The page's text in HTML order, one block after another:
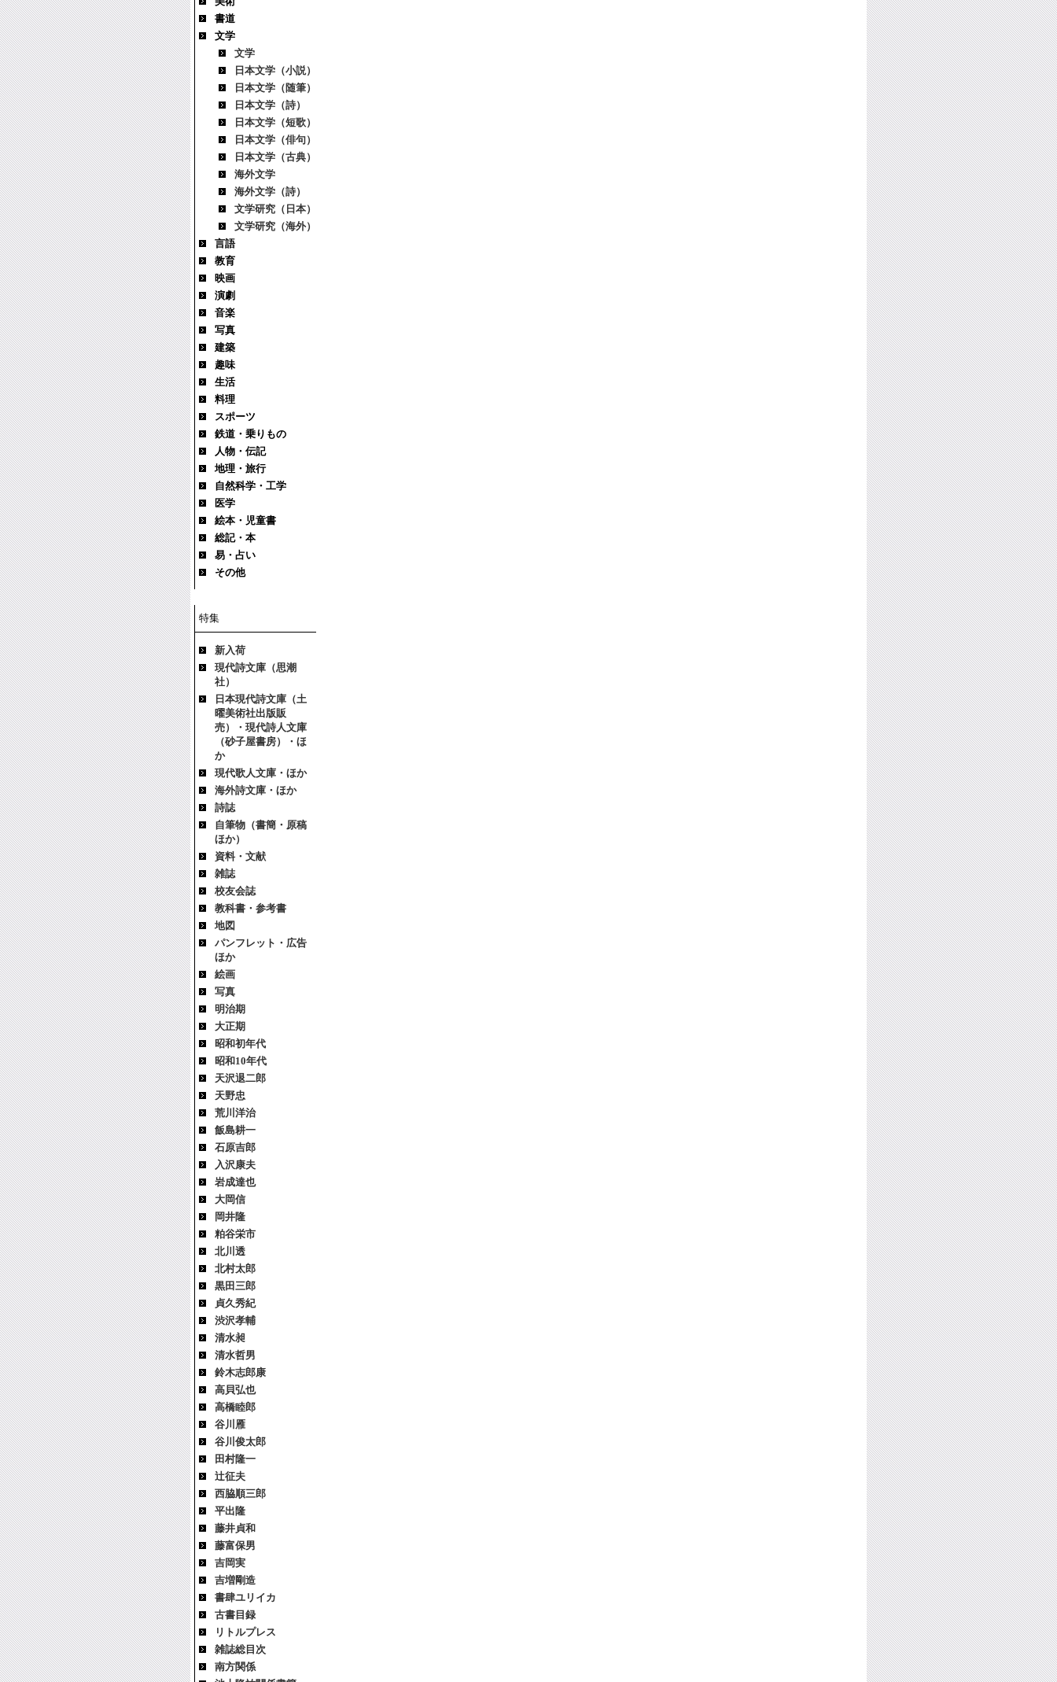
書道
文学
文学
日本文学（小説）
日本文学（随筆）
日本文学（詩）
日本文学（短歌）
日本文学（俳句）
日本文学（古典）
海外文学
海外文学（詩）
文学研究（日本）
文学研究（海外）
言語
教育
映画
演劇
音楽
写真
建築
趣味
生活
料理
スポーツ
鉄道・乗りもの
人物・伝記
地理・旅行
自然科学・工学
医学
絵本・児童書
総記・本
易・占い
その他
特集
新入荷
現代詩文庫（思潮
社）
日本現代詩文庫（土
曜美術社出版販
売）・現代詩人文庫
（砂子屋書房）・ほ
か
現代歌人文庫・ほか
海外詩文庫・ほか
詩誌
自筆物（書簡・原稿
ほか）
資料・文献
雑誌
校友会誌
教科書・参考書
地図
パンフレット・広告
ほか
絵画
写真
明治期
大正期
昭和初年代
昭和10年代
天沢退二郎
天野忠
荒川洋治
飯島耕一
石原吉郎
入沢康夫
岩成達也
大岡信
岡井隆
粕谷栄市
北川透
北村太郎
黒田三郎
貞久秀紀
渋沢孝輔
清水昶
清水哲男
鈴木志郎康
高貝弘也
高橋睦郎
谷川雁
谷川俊太郎
田村隆一
辻征夫
西脇順三郎
平出隆
藤井貞和
藤富保男
吉岡実
吉増剛造
書肆ユリイカ
古書目録
リトルプレス
雑誌総目次
南方関係